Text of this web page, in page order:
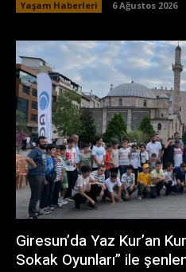
Yaşam Haberleri 6 Ağustos 2026
Giresun’da Yaz Kur’an
Sokak Oyunları” ile